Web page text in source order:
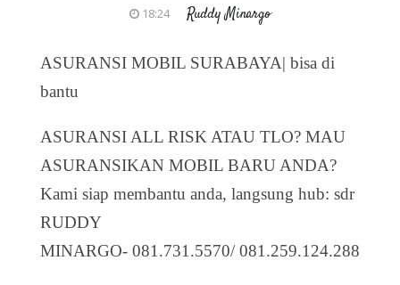
18:24 Ruddy Minargo
ASURANSI MOBIL SURABAYA| bisa di
bantu
ASURANSI ALL RISK ATAU TLO? MAU
ASURANSIKAN MOBIL BARU ANDA?
Kami siap membantu anda, langsung hub: sdr
RUDDY
MINARGO- 081.731.5570/ 081.259.124.288